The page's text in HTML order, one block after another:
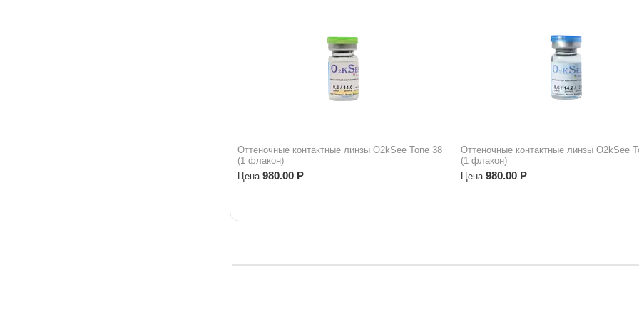
Оттеночные контактные линзы O2kSee Tone 38
(1 флакон)
Цена 980.00 Р
Оттеночные контактные линзы O2kSee
(1 флакон)
Цена 980.00 Р